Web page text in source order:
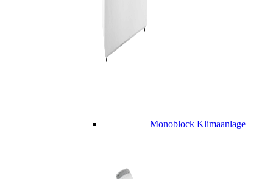
Monoblock Klimaanlage